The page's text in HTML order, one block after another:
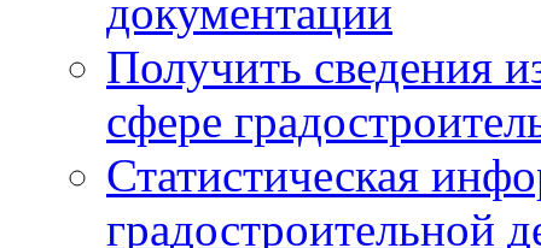
документации
Получить сведения
сфере
Статистическая
градостроительной